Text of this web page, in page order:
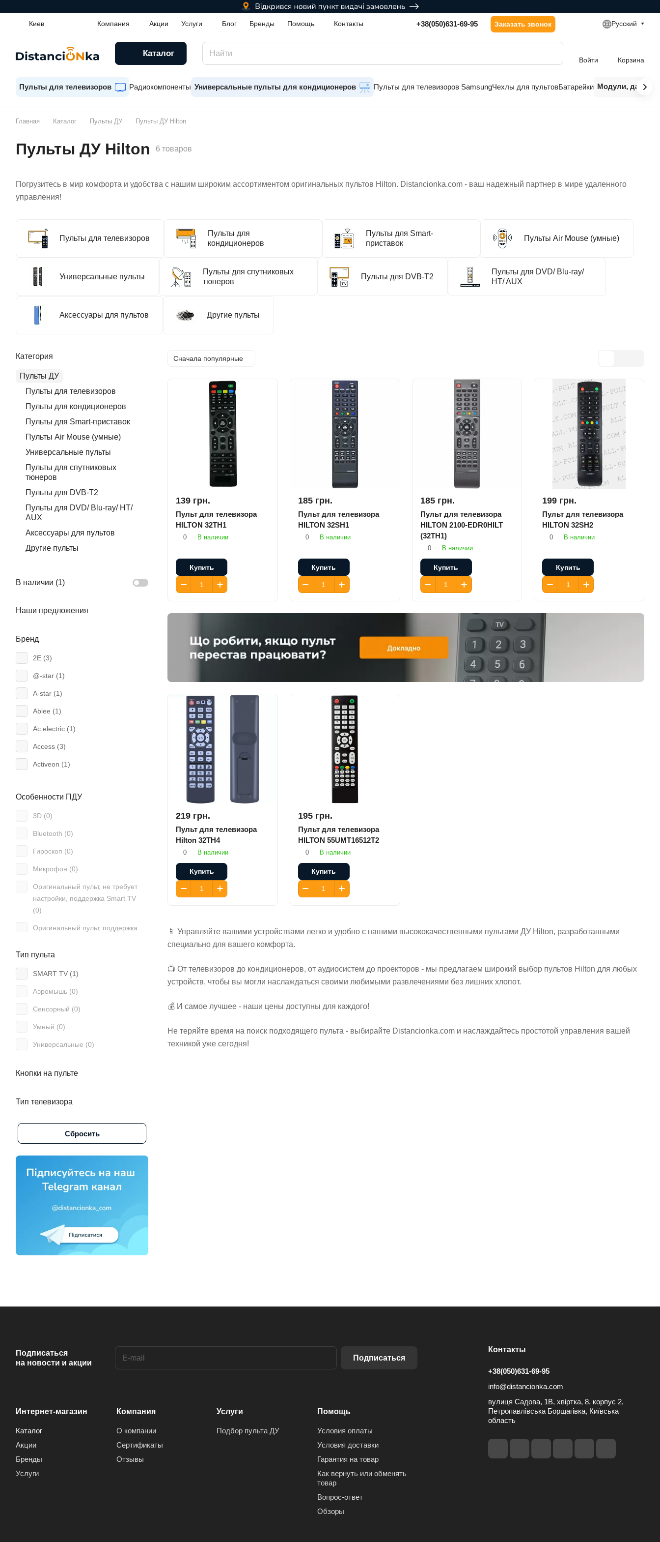
Киев Компания Акции Услуги Блог Бренды Помощь Контакты +38(050)631-69-95 Заказать звонок Русский
Каталог
Войти Корзина
Пульты для телевизоров Радиокомпоненты Универсальные пульты для кондиционеров Пульты для телевизоров SamsungЧехлы для пультовБатарейки Модули,
Главная Каталог Пульты ДУ Пульты ДУ Hilton
Пульты ДУ Hilton 6 товаров
Погрузитесь в мир комфорта и удобства с нашим широким ассортиментом оригинальных пультов Hilton. Distancionka.com - ваш надежный партнер в мире удаленного
управления!
Пульты для телевизоров
Пульты для
кондиционеров
Пульты для Smart-
приставок
Пульты Air Mouse (умные)
Универсальные пульты
Пульты для спутниковых
тюнеров
Пульты для DVB-T2
Пульты для DVD/ Blu-ray/
HT/ AUX
Аксессуары для пультов Другие пульты
Сначала популярные
139 грн.
Пульт для телевизора
HILTON 32TH1
0 В наличии
Купить
185 грн.
Пульт для телевизора
HILTON 32SH1
0 В наличии
Купить
185 грн.
Пульт для телевизора
HILTON 2100-EDR0HILT
(32TH1)
0 В наличии
Купить
199 грн.
Пульт для телевизора
HILTON 32SH2
0 В наличии
Купить
219 грн.
Пульт для телевизора
Hilton 32TH4
0 В наличии
Купить
195 грн.
Пульт для телевизора
HILTON 55UMT16512T2
0 В наличии
Купить
📱 Управляйте вашими устройствами легко и удобно с нашими высококачественными пультами ДУ Hilton, разработанными
специально для вашего комфорта.
📺 От телевизоров до кондиционеров, от аудиосистем до проекторов - мы предлагаем широкий выбор пультов Hilton для любых
устройств, чтобы вы могли наслаждаться своими любимыми развлечениями без лишних хлопот.
💰 И самое лучшее - наши цены доступны для каждого!
Не теряйте время на поиск подходящего пульта - выбирайте Distancionka.com и наслаждайтесь простотой управления вашей
техникой уже сегодня!
Категория
Пульты ДУ
Пульты для телевизоров
Пульты для кондиционеров
Пульты для Smart-приставок
Пульты Air Mouse (умные)
Универсальные пульты
Пульты для спутниковых
тюнеров
Пульты для DVB-T2
Пульты для DVD/ Blu-ray/ HT/
AUX
Аксессуары для пультов
Другие пульты
В наличии (1)
Наши предложения
Бренд
2E (3)
@-star (1)
A-star (1)
Ablee (1)
Ac electric (1)
Access (3)
Activeon (1)
Aeg (5)
Ag (1)
Air mouse (18
Airwell (3)
Aiwa (19)
Akai (67)
Alfa (3)
Allsky ( )
Allview (2)
Alma (1)
Almacom (
Alpari (10)
Alpin (3)
Amcol (6)
AMCV (2)
Amiko (3)
1)
Amino (1)
Aoc (3)
Arrox (
Особенности ПДУ
3D (0)
Bluetooth (0)
Гироскоп (0)
Микрофон (0)
Оригинальный пульт, не требует
настройки, поддержка Smart TV
(0)
Оригинальный пульт, поддержка
(0)
Тип пульта
SMART TV (1)
Аэромышь (0)
Сенсорный (0)
Умный (0)
Универсальные (0)
Кнопки на пульте
Тип телевизора
Сбросить
Подписаться
на новости и акции
Подписаться
Интернет-магазин
Каталог
Акции
Бренды
Услуги
Компания
О компании
Сертификаты
Отзывы
Услуги
Подбор пульта ДУ
Помощь
Условия оплаты
Условия доставки
Гарантия на товар
Как вернуть или обменять
товар
Вопрос-ответ
Обзоры
Контакты
+38(050)631-69-95
info@distancionka.com
вулиця Садова, 1В, хвіртка, 8, корпус 2,
Петропавлівська Борщагівка, Київська
область